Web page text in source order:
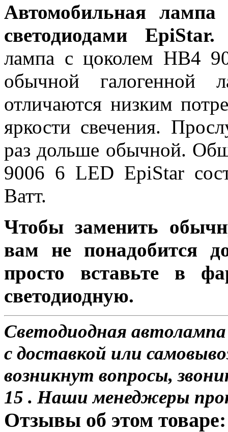
Автомобильная
светодиодами EpiStar.
лампа с цоколем HB4
обычной галогенной
отличаются низким
яркости свечения.
раз дольше обычной.
9006 6 LED EpiStar
Ватт.
Чтобы заменить
вам не понадобится
просто вставьте в
светодиодную.
Светодиодная
с доставкой или
возникнут вопросы,
15 . Наши менеджеры
Отзывы об этом товаре: